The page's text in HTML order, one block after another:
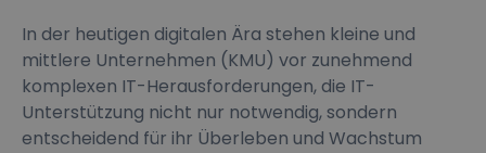
In der heutigen digitalen Ära stehen kleine und
mittlere Unternehmen (KMU) vor zunehmend
komplexen IT-Herausforderungen, die IT-
Unterstützung nicht nur notwendig, sondern
entscheidend für ihr Überleben und Wachstum